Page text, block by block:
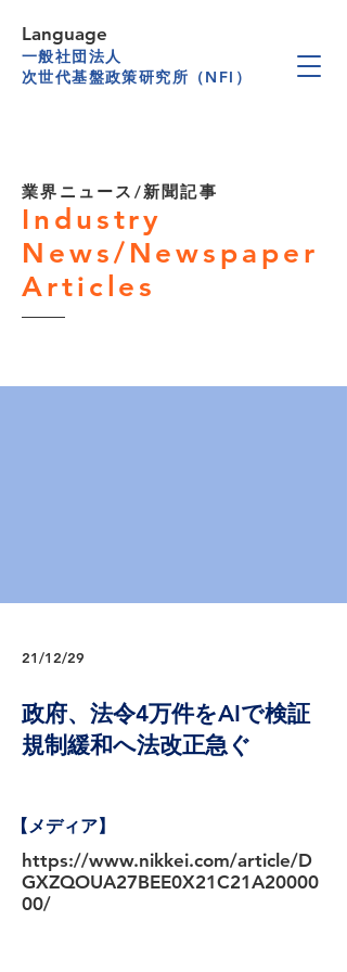
一般社団法人
次世代基盤政策研究所（NFI）
Language
業界ニュース/新聞記事
Industry
News/Newspaper
Articles
21/12/29
政府、法令4万件をAIで検証
規制緩和へ法改正急ぐ
【メディア】
https://www.nikkei.com/article/D
GXZQOUA27BEE0X21C21A20000
00/